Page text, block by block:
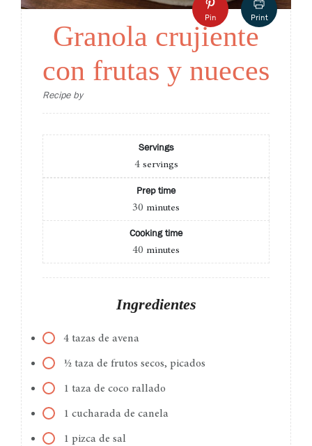
Pin Print
Granola crujiente
con frutas y nueces
Recipe by
Servings
4 servings
Prep time
30 minutes
Cooking time
40 minutes
Ingredientes
4 tazas de avena
½ taza de frutos secos, picados
1 taza de coco rallado
1 cucharada de canela
1 pizca de sal